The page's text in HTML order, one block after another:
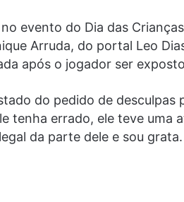
evento do Dia das
Arruda, do portal Leo
após o jogador ser
do pedido de desculpas
tenha errado, ele teve uma
da parte dele e sou